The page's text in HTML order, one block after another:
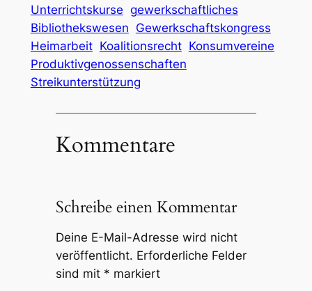
Unterrichtskurse gewerkschaftliches
Bibliothekswesen Gewerkschaftskongress
Heimarbeit Koalitionsrecht Konsumvereine
Produktivgenossenschaften
Streikunterstützung
Kommentare
Schreibe einen Kommentar
Deine E-Mail-Adresse wird nicht
veröffentlicht. Erforderliche Felder
sind mit * markiert